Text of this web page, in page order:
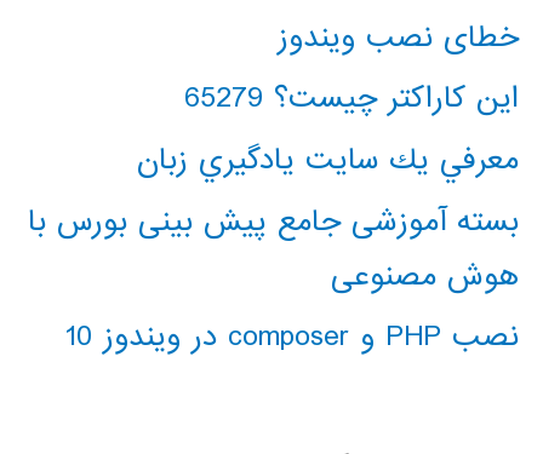
خطای نصب ویندوز
این کاراکتر چیست؟ 65279
معرفي يك سايت يادگيري زبان
بسته آموزشی جامع پیش بینی بورس با
هوش مصنوعی
نصب PHP و composer در ویندوز 10